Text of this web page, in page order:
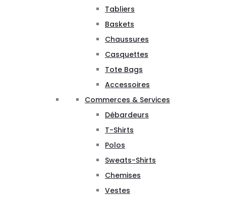
Tabliers
Baskets
Chaussures
Casquettes
Tote Bags
Accessoires
Commerces & Services
Débardeurs
T-Shirts
Polos
Sweats-Shirts
Chemises
Vestes